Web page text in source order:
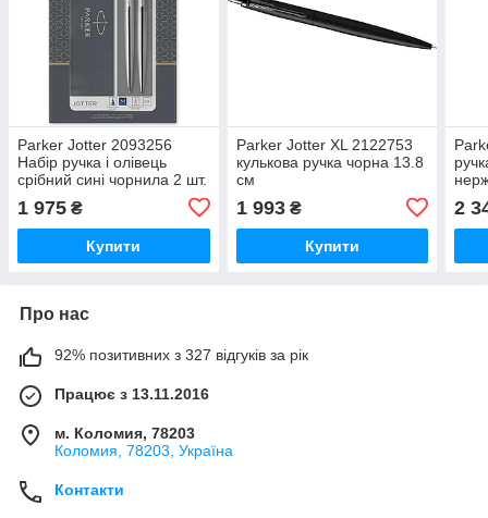
Parker Jotter 2093256
Набір ручка і олівець
срібний сині чорнила 2 шт.
1 975 ₴
Купити
Parker Jotter XL 2122753
кулькова ручка чорна 13.8
см
1 993₴
Купити
2
Про нас
92% позитивних з 327 відгуків за рік
Працює з 13.11.2016
м. Коломия, 78203
Коломия, 78203, Україна
Контакти